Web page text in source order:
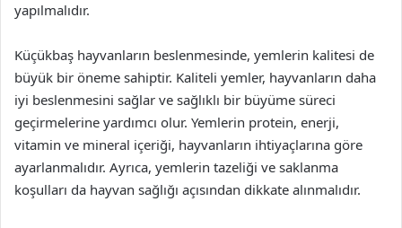
yapılmalıdır.
Küçükbaş hayvanların beslenmesinde, yemlerin kalitesi de
büyük bir öneme sahiptir. Kaliteli yemler, hayvanların daha
iyi beslenmesini sağlar ve sağlıklı bir büyüme süreci
geçirmelerine yardımcı olur. Yemlerin protein, enerji,
vitamin ve mineral içeriği, hayvanların ihtiyaçlarına göre
ayarlanmalıdır. Ayrıca, yemlerin tazeliği ve saklanma
koşulları da hayvan sağlığı açısından dikkate alınmalıdır.